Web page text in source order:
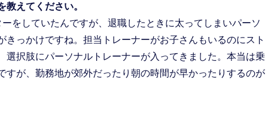
えてください。
をしていたんですが、退職したときに太ってしまいパーソ
っかけですね。担当トレーナーがお子さんもいるのにスト
選択肢にパーソナルトレーナーが入ってきました。本当は乗
すが、勤務地が郊外だったり朝の時間が早かったりするのが